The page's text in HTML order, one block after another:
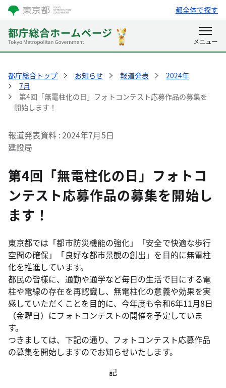
都全体で探す
都庁総合トップ お知らせ 報道発表
2024年
7月
第4回「無電柱化の日」フォトコンテスト応募作品の募集を
開始します！
報道発表資料 2024年7月5日
建設局
第4回「無電柱化の日」フォトコ
ンテスト応募作品の募集を開始し
ます！
東京都では「都市防災機能の強化」「安全で快適な歩行
空間の確保」「良好な都市景観の創出」を目的に無電柱
化を推進しています。
都民の皆様に、通勤や通学など毎日の生活で目にする電
柱や電線の存在を再認識し、無電柱化の意義や効果を実
感していただくことを目的に、今年度も令和6年11月8日
（金曜日）にフォトコンテストの開催を予定していま
す。
つきましては、下記の通り、フォトコンテスト応募作品
の募集を開始しますのでお知らせいたします。
記